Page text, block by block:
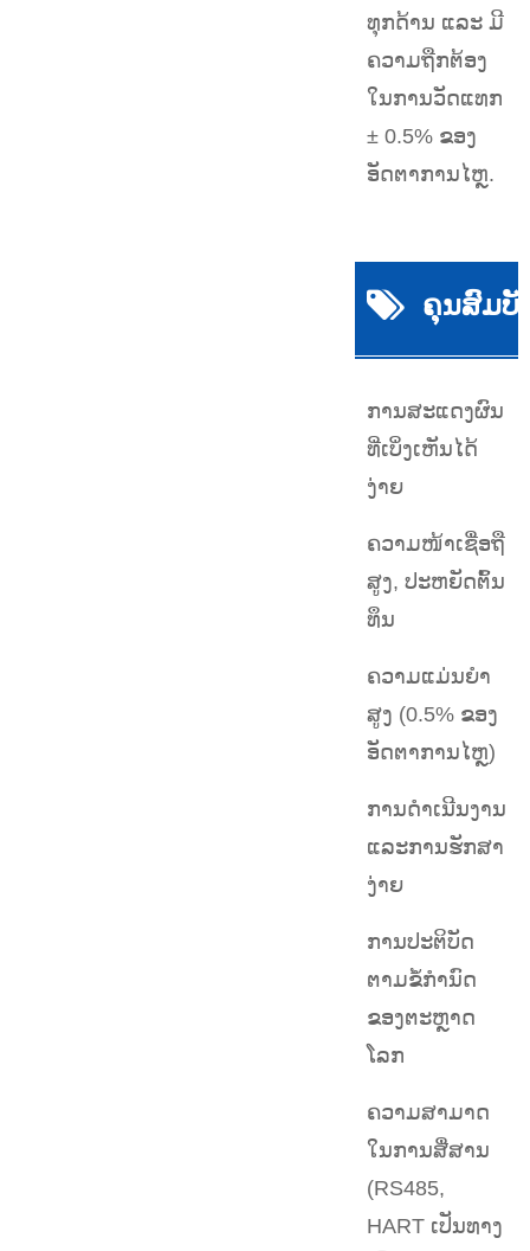
ທຸກດ້ານ ແລະ ມີ
ຄວາມຖືກຕ້ອງ
ໃນການວັດແທກ
± 0.5% ຂອງ
ອັດຕາການໄຫຼ.
ຄຸນສົມບັ
ການສະແດງຜົນ
ທີ່ເບິ່ງເຫັນໄດ້
ງ່າຍ
ຄວາມໜ້າເຊື່ອຖື
ສູງ, ປະຫຍັດຕົ້ນ
ທຶນ
ຄວາມແມ່ນຍຳ
ສູງ (0.5% ຂອງ
ອັດຕາການໄຫຼ)
ການດໍາເນີນງານ
ແລະການຮັກສາ
ງ່າຍ
ການປະຕິບັດ
ຕາມຂໍ້ກຳນົດ
ຂອງຕະຫຼາດ
ໂລກ
ຄວາມສາມາດ
ໃນການສື່ສານ
(RS485,
HART ເປັນທາງ